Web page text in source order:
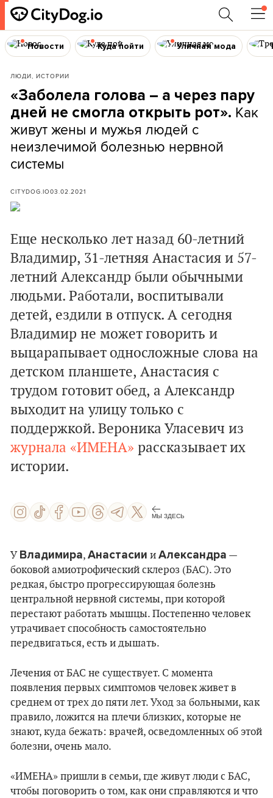
Новости Куда пойти Уличная мода
ЛЮДИ, ИСТОРИИ
«Заболела голова – а через пару
дней не смогла открыть рот». Как
живут жены и мужья людей с
неизлечимой болезнью нервной
системы
CITYDOG.IO03.02.2021
Еще несколько лет назад 60-летний
Владимир, 31-летняя Анастасия и 57-
летний Александр были обычными
людьми. Работали, воспитывали
детей, ездили в отпуск. А сегодня
Владимир не может говорить и
выцарапывает односложные слова на
детском планшете, Анастасия с
трудом готовит обед, а Александр
выходит на улицу только с
поддержкой. Вероника Уласевич из
журнала «ИМЕНА» рассказывает их
истории.
МЫ ЗДЕСЬ
У Владимира, Анастасии и Александра —
боковой амиотрофический склероз (БАС). Это
редкая, быстро прогрессирующая болезнь
центральной нервной системы, при которой
перестают работать мышцы. Постепенно человек
утрачивает способность самостоятельно
передвигаться, есть и дышать.
Лечения от БАС не существует. С момента
появления первых симптомов человек живет в
среднем от трех до пяти лет. Уход за больными, как
правило, ложится на плечи близких, которые не
знают, куда бежать: врачей, осведомленных об этой
болезни, очень мало.
«ИМЕНА» пришли в семьи, где живут люди с БАС,
чтобы поговорить о том, как они справляются и что